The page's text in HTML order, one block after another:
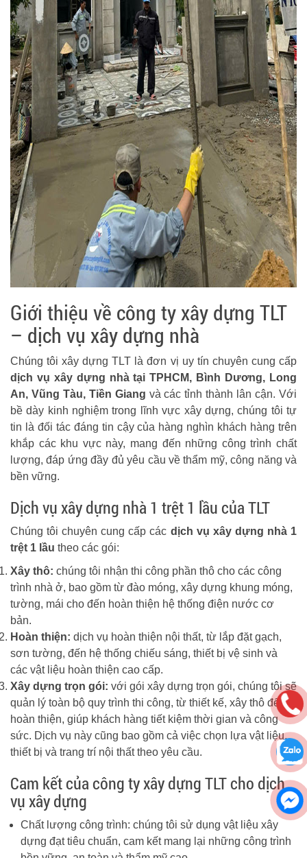
Giới thiệu về công ty xây dựng TLT
– dịch vụ xây dựng nhà
Chúng tôi xây dựng TLT là đơn vị uy tín chuyên cung cấp
dịch vụ xây dựng nhà tại TPHCM, Bình Dương, Long
An, Vũng Tàu, Tiền Giang và các tỉnh thành lân cận. Với
bề dày kinh nghiệm trong lĩnh vực xây dựng, chúng tôi tự
tin là đối tác đáng tin cậy của hàng nghìn khách hàng trên
khắp các khu vực này, mang đến những công trình chất
lượng, đáp ứng đầy đủ yêu cầu về thẩm mỹ, công năng và
bền vững.
Dịch vụ xây dựng nhà 1 trệt 1 lầu của TLT
Chúng tôi chuyên cung cấp các dịch vụ xây dựng nhà 1
trệt 1 lầu theo các gói:
Xây thô: chúng tôi nhận thi công phần thô cho các công
trình nhà ở, bao gồm từ đào móng, xây dựng khung móng,
tường, mái cho đến hoàn thiện hệ thống điện nước cơ
bản.
Hoàn thiện: dịch vụ hoàn thiện nội thất, từ lắp đặt gạch,
sơn tường, đến hệ thống chiếu sáng, thiết bị vệ sinh và
các vật liệu hoàn thiện cao cấp.
Xây dựng trọn gói: với gói xây dựng trọn gói, chúng tôi sẽ
quản lý toàn bộ quy trình thi công, từ thiết kế, xây thô đến
hoàn thiện, giúp khách hàng tiết kiệm thời gian và công
sức. Dịch vụ này cũng bao gồm cả việc chọn lựa vật liệu,
thiết bị và trang trí nội thất theo yêu cầu.
Cam kết của công ty xây dựng TLT cho dịch
vụ xây dựng
Chất lượng công trình: chúng tôi sử dụng vật liệu xây
dựng đạt tiêu chuẩn, cam kết mang lại những công trình